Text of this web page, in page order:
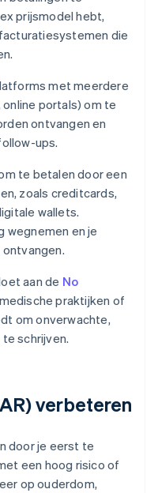
prijsmodel hebt,
die
met meerdere
portals) om te
ontvangen en
ups.
te betalen door een
zoals creditcards,
wallets.
wegnemen en je
aan de No
praktijken of
om onverwachte,
schrijven.
verbeteren
door je eerst te
een hoog risico of
op ouderdom,